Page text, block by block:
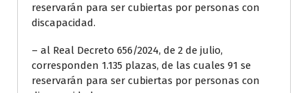
reservarán para ser cubiertas por personas con
discapacidad.
– al Real Decreto 656/2024, de 2 de julio,
corresponden 1.135 plazas, de las cuales 91 se
reservarán para ser cubiertas por personas con